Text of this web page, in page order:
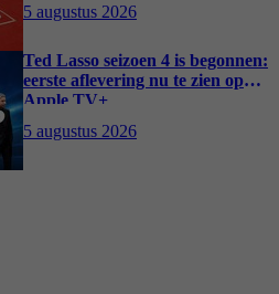
5 augustus 2026
Ted Lasso seizoen 4 is begonnen:
eerste aflevering nu te zien op
Apple TV+
5 augustus 2026